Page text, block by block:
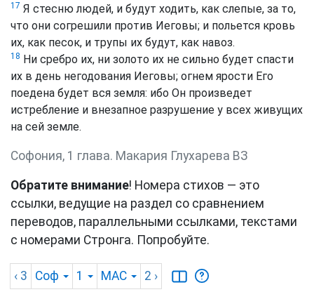
17 Я стесню людей, и будут ходить, как слепые, за то,
что они согрешили против Иеговы; и польется кровь
их, как песок, и трупы их будут, как навоз.
18 Ни сребро их, ни золото их не сильно будет спасти
их в день негодования Иеговы; огнем ярости Его
поедена будет вся земля: ибо Он произведет
истребление и внезапное разрушение у всех живущих
на сей земле.
Софония, 1 глава. Макария Глухарева ВЗ
Обратите внимание! Номера стихов — это
ссылки, ведущие на раздел со сравнением
переводов, параллельными ссылками, текстами
с номерами Стронга. Попробуйте.
‹ 3 Соф 1 MAC 2 ›